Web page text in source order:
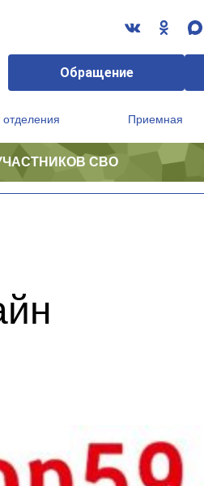
Обращение
Приемная
СВО